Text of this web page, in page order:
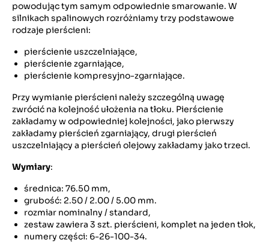
powodując tym samym odpowiednie smarowanie. W
silnikach spalinowych rozróżniamy trzy podstawowe
rodzaje pierścieni:
pierścienie uszczelniające,
pierścienie zgarniające,
pierścienie kompresyjno-zgarniające.
Przy wymianie pierścieni należy szczególną uwagę
zwrócić na kolejność ułożenia na tłoku. Pierścienie
zakładamy w odpowiedniej kolejności, jako pierwszy
zakładamy pierścień zgarniający, drugi pierścień
uszczelniający a pierścień olejowy zakładamy jako trzeci.
Wymiary:
średnica: 76.50 mm,
grubość: 2.50 / 2.00 / 5.00 mm.
rozmiar nominalny / standard,
zestaw zawiera 3 szt. pierścieni, komplet na jeden tłok,
numery części: 6-26-100-34.